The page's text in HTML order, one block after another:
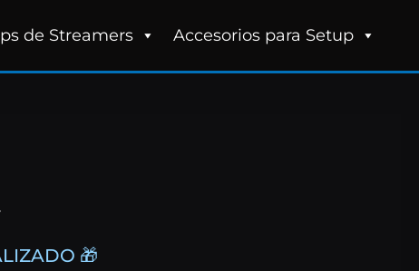
de Streamers Accesorios para Setup
🎁